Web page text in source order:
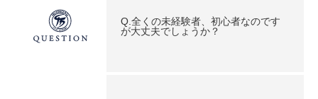
Q.全くの未経験者、初心者なのです
が大丈夫でしょうか？